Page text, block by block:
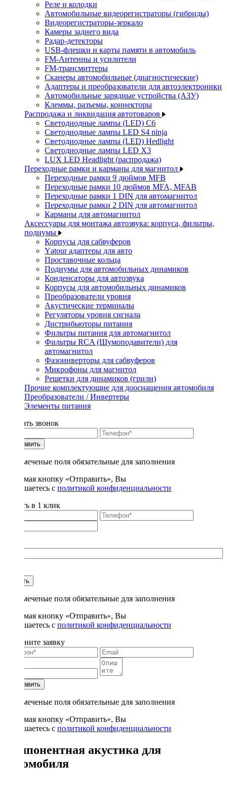
Реле и колодки
Автомобильные видеорегистраторы (гибриды)
Видеорегистраторы-зеркало
Камеры заднего вида
Радар-детекторы
USB-флешки и карты памяти в автомобиль
FM-Антенны и усилители
FM-трансмиттеры
Сканеры автомобильные (диагностические)
Адаптеры и преобразователи для автоэлектроники
Автомобильные зарядные устройства (АЗУ)
Клеммы, разъемы, коннекторы
Распродажа и ликвидация автотоваров
Светодиодные лампы (LED) C6
Светодиодные лампы LED S4 ninja
Светодиодные лампы (LED) Hedlight
Светодиодные лампы LED X3
LUX LED Headlight (распродажа)
Переходные рамки и карманы для магнитол
Переходные рамки 9 дюймов MFB
Переходные рамки 10 дюймов MFA, MFAB
Переходные рамки 1 DIN для автомагнитол
Переходные рамки 2 DIN для автомагнитол
Карманы для автомагнитол
Аксессуары для монтажа автозвука: корпуса, фильтры,
подиумы
Корпусы для сабвуферов
Yаtour адаптеры для авто
Проставочные кольца
Подиумы для автомобильных динамиков
Конденсаторы для автозвука
Корпусы для автомобильных динамиков
Преобразователи уровня
Акустические терминалы
Регуляторы уровня сигнала
Дистрибьюторы питания
Фильтры питания для автомагнитол
Фильтры RCA (Шумоподавители) для
автомагнитол
Фазоинверторы для сабвуферов
Микрофоны для магнитол
Решетки для динамиков (грили)
Прочие комплектующие для дооснащения автомобиля
Преобразователи / Инвертеры
Элементы питания
Заказать звонок
Отправить
* - отмеченые поля обязательные для заполнения
Нажимая кнопку «Отправить», Вы
соглашаетесь с политикой конфиденциальности
Купить в 1 клик
Купить
* - отмеченые поля обязательные для заполнения
Нажимая кнопку «Отправить», Вы
соглашаетесь с политикой конфиденциальности
Заполните заявку
Отправить
* - отмеченые поля обязательные для заполнения
Нажимая кнопку «Отправить», Вы
соглашаетесь с политикой конфиденциальности
Компонентная акустика для
автомобиля